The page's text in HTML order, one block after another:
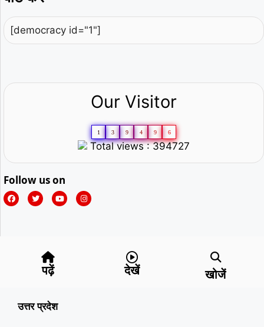
[democracy id="1"]
Our Visitor
1 3 9 4 9 6
Total views : 394727
Follow us on
पढ़ें देखें खोजें
उत्तर प्रदेश